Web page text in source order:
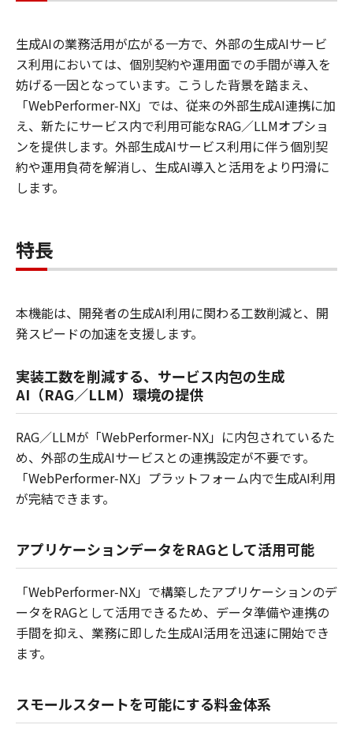
生成AIの業務活用が広がる一方で、外部の生成AIサービ
ス利用においては、個別契約や運用面での手間が導入を
妨げる一因となっています。こうした背景を踏まえ、
「WebPerformer‑NX」では、従来の外部生成AI連携に加
え、新たにサービス内で利用可能なRAG／LLMオプショ
ンを提供します。外部生成AIサービス利用に伴う個別契
約や運用負荷を解消し、生成AI導入と活用をより円滑に
します。
特長
本機能は、開発者の生成AI利用に関わる工数削減と、開
発スピードの加速を支援します。
実装工数を削減する、サービス内包の生成
AI（RAG／LLM）環境の提供
RAG／LLMが「WebPerformer‑NX」に内包されているた
め、外部の生成AIサービスとの連携設定が不要です。
「WebPerformer‑NX」プラットフォーム内で生成AI利用
が完結できます。
アプリケーションデータをRAGとして活用可能
「WebPerformer‑NX」で構築したアプリケーションのデ
ータをRAGとして活用できるため、データ準備や連携の
手間を抑え、業務に即した生成AI活用を迅速に開始でき
ます。
スモールスタートを可能にする料金体系